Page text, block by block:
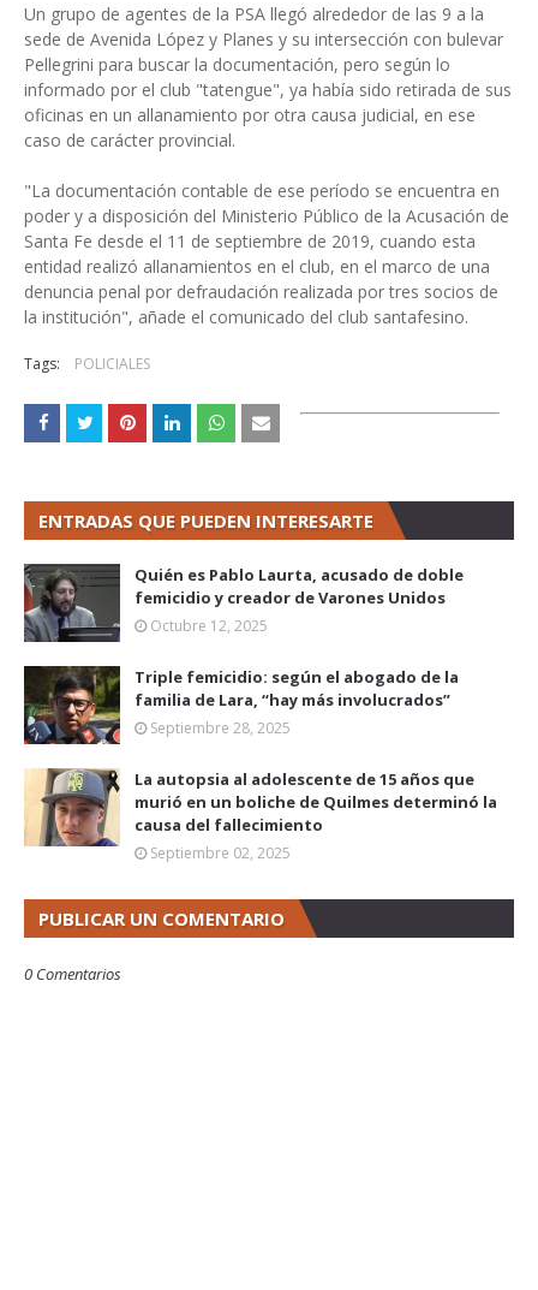
Un grupo de agentes de la PSA llegó alrededor de las 9 a la
sede de Avenida López y Planes y su intersección con bulevar
Pellegrini para buscar la documentación, pero según lo
informado por el club "tatengue", ya había sido retirada de sus
oficinas en un allanamiento por otra causa judicial, en ese
caso de carácter provincial.
"La documentación contable de ese período se encuentra en
poder y a disposición del Ministerio Público de la Acusación de
Santa Fe desde el 11 de septiembre de 2019, cuando esta
entidad realizó allanamientos en el club, en el marco de una
denuncia penal por defraudación realizada por tres socios de
la institución", añade el comunicado del club santafesino.
Tags: POLICIALES
ENTRADAS QUE PUEDEN INTERESARTE
Quién es Pablo Laurta, acusado de doble
femicidio y creador de Varones Unidos
Octubre 12, 2025
Triple femicidio: según el abogado de la
familia de Lara, “hay más involucrados”
Septiembre 28, 2025
La autopsia al adolescente de 15 años que
murió en un boliche de Quilmes determinó la
causa del fallecimiento
Septiembre 02, 2025
PUBLICAR UN COMENTARIO
0 Comentarios